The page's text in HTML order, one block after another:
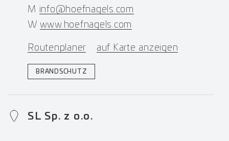
M info@hoefnagels.com
W www.hoefnagels.com
Routenplaner auf Karte anzeigen
BRANDSCHUTZ
SL Sp. z o.o.